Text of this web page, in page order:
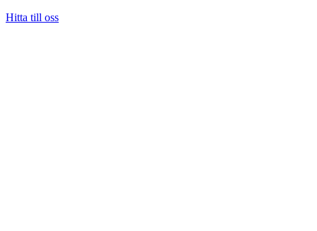
Hitta till oss